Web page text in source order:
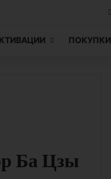
ПОКУПКИ
Ба Цзы